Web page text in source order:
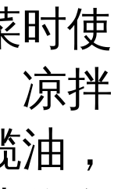
时使
凉拌
，